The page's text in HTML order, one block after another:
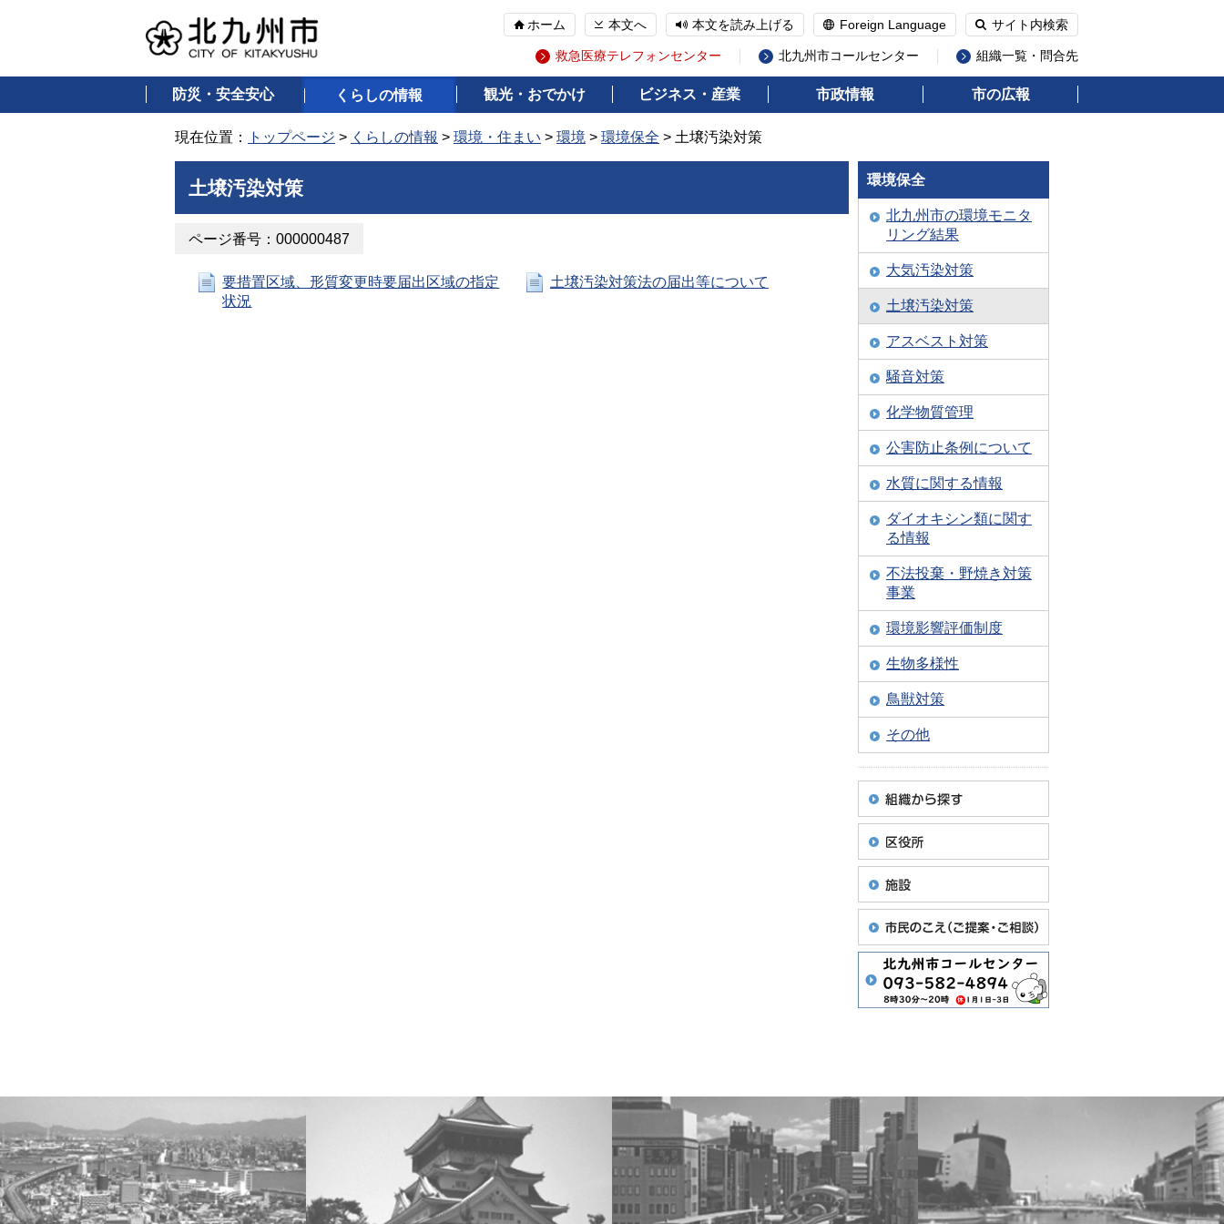
ホーム 本文へ 本文を読み上げる Foreign Language サイト内検索
救急医療テレフォンセンター 北九州市コールセンター 組織一覧・問合先
防災・安全安心 くらしの情報 観光・おでかけ ビジネス・産業 市政情報 市の広報
現在位置： トップページ > くらしの情報 > 環境・住まい > 環境 > 環境保全 > 土壌汚染対策
土壌汚染対策
ページ番号：000000487
要措置区域、形質変更時要届出区域の指定
状況
土壌汚染対策法の届出等について
環境保全
北九州市の環境モニタ
リング結果
大気汚染対策
土壌汚染対策
アスベスト対策
騒音対策
化学物質管理
公害防止条例について
水質に関する情報
ダイオキシン類に関す
る情報
不法投棄・野焼き対策
事業
環境影響評価制度
生物多様性
鳥獣対策
その他